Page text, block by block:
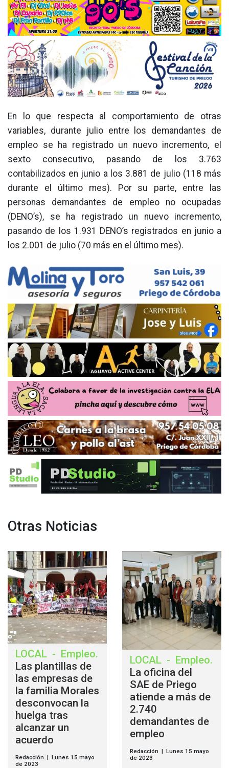
En lo que respecta al comportamiento de otras
variables, durante julio entre los demandantes de
empleo se ha registrado un nuevo incremento, el
sexto consecutivo, pasando de los 3.763
contabilizados en junio a los 3.881 de julio (118 más
durante el último mes). Por su parte, entre las
personas demandantes de empleo no ocupadas
(DENO’s), se ha registrado un nuevo incremento,
pasando de los 1.931 DENO’s registrados en junio a
los 2.001 de julio (70 más en el último mes).
Otras Noticias
LOCAL - Empleo.
Las plantillas de
las empresas de
la familia Morales
desconvocan la
huelga tras
alcanzar un
acuerdo
Redacción | Lunes 15 mayo
de 2023
LOCAL - Empleo.
La oficina del
SAE de Priego
atiende a más de
2.740
demandantes de
empleo
Redacción | Lunes 15 mayo
de 2023